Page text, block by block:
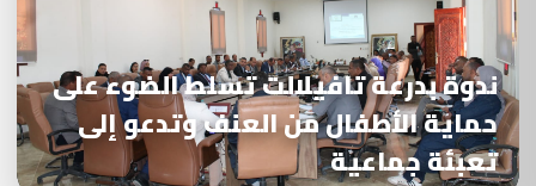
ندوة بدرعة تافيلالت تسلط الضوء على
حماية الأطفال من العنف وتدعو إلى
تعبئة جماعية